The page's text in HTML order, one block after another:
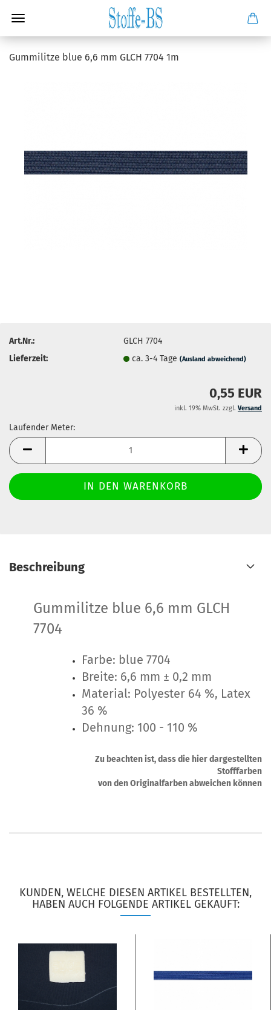
Gummilitze blue 6,6 mm GLCH 7704 1m
Art.Nr.:
GLCH 7704
Lieferzeit:
ca. 3-4 Tage(Ausland abweichend)
0,55 EUR
inkl. 19% MwSt. zzgl. Versand
Laufender Meter:
Laufender
Meter
Beschreibung
Gummilitze blue 6,6 mm GLCH
7704
Farbe: blue 7704
Breite: 6,6 mm ± 0,2 mm
Material: Polyester 64 %, Latex
36 %
Dehnung: 100 - 110 %
Zu beachten ist, dass die hier dargestellten
Stofffarben
von den Originalfarben abweichen können
KUNDEN, WELCHE DIESEN ARTIKEL BESTELLTEN,
HABEN AUCH FOLGENDE ARTIKEL GEKAUFT: